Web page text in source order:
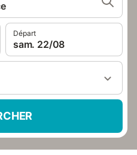
Départ
sam. 22/08